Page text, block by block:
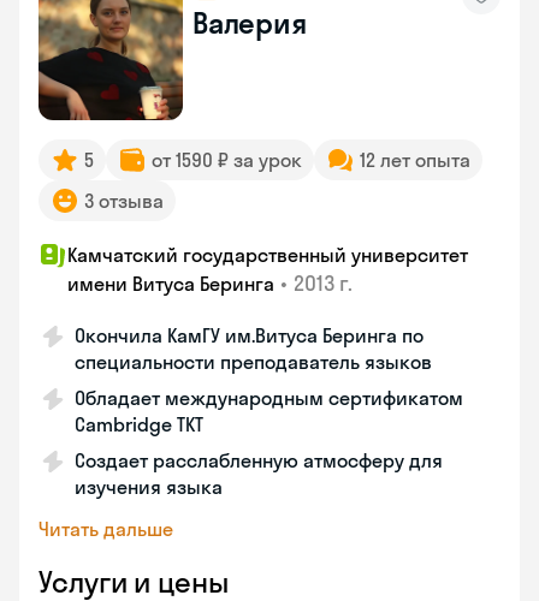
Валерия
5 от 1590 ₽ за урок
12 лет опыта
3 отзыва
Камчатский государственный университет
имени Витуса Беринга • 2013 г.
Окончила КамГУ им.Витуса Беринга по
специальности преподаватель языков
Обладает международным сертификатом
Cambridge TKT
Создает расслабленную атмосферу для
изучения языка
Читать дальше
Услуги и цены